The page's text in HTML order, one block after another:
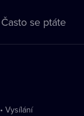
Často se ptáte
• Vysílání